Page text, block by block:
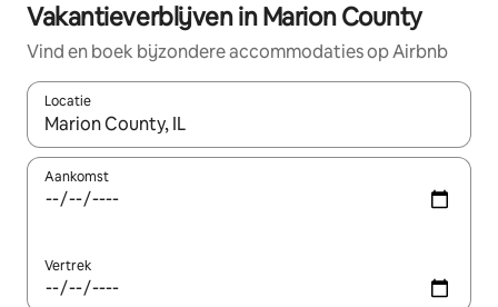
Vakantieverblijven in Marion County
Vind en boek bijzondere accommodaties op Airbnb
Locatie
Wanneer er resultaten beschikbaar zijn, maak je een keuze
Aankomst
Vertrek